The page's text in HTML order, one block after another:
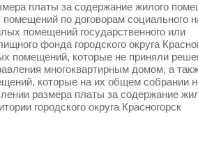
платы за содержание жилого
по договорам социального
помещений государственного или
фонда городского округа
помещений, которые не приняли
многоквартирным домом, а
которые на их общем собрании
размера платы за содержание
городского округа Красногорск